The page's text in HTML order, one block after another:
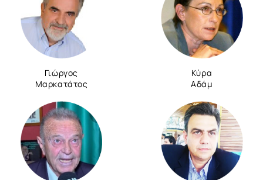
Γιώργος
Μαρκατάτος
Κύρα
Αδάμ